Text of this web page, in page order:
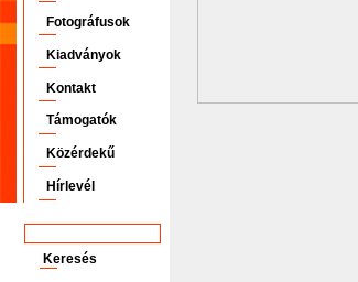
Fotográfusok
Kiadványok
Kontakt
Támogatók
Közérdekű
Hírlevél